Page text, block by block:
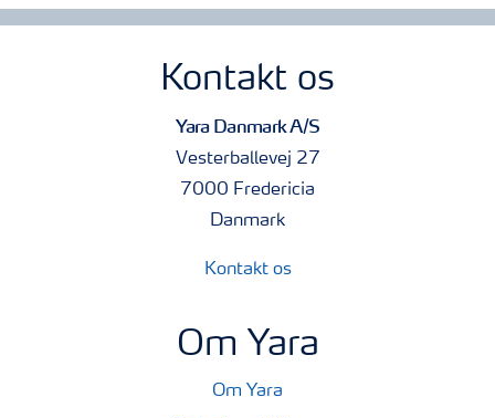
Kontakt os
Yara Danmark A/S
Vesterballevej 27
7000 Fredericia
Danmark
Kontakt os
Om Yara
Om Yara